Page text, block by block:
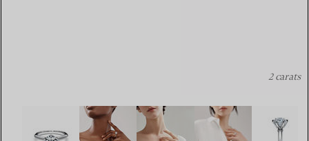
Tiffany® Setting: Bague de fiançailles en platine 950
2 carats